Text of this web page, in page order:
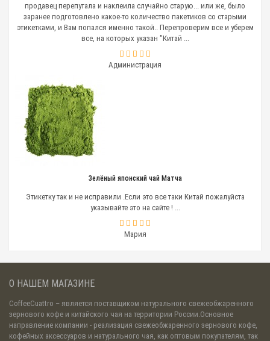
продавец перепутала и наклеила случайно старую... или же, было
заранее подготовлено какое-то количество пакетиков со старыми
этикетками, и Вам попался именно такой.. Перепроверим все и уберем
все, на которых указан "Китай ...
Администрация
Зелёный японский чай Матча
Этикетку так и не исправили .Если это все таки Китай пожалуйста
указывайте это на сайте ! ...
Мария
О НАШЕМ МАГАЗИНЕ
CoffeeCuattro – является поставщиком натурального свежеобжаренного
зернового кофе и китайского чая на территории России.Основное
направление компании - реализация свежеобжаренного зернового кофе,
кофейных аксессуаров и натурального чая, как оптовым покупателям, так